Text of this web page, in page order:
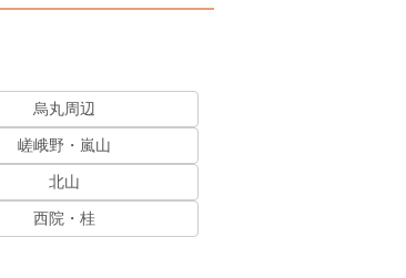
烏丸周辺
嵯峨野・嵐山
北山
西院・桂